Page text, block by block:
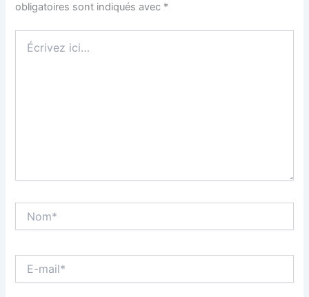
obligatoires sont indiqués avec *
ici…
mail*